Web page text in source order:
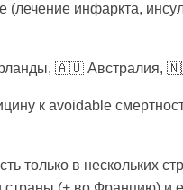
(лечение инфаркта,
🇦🇺 Австралия,
к avoidable
только в нескольких